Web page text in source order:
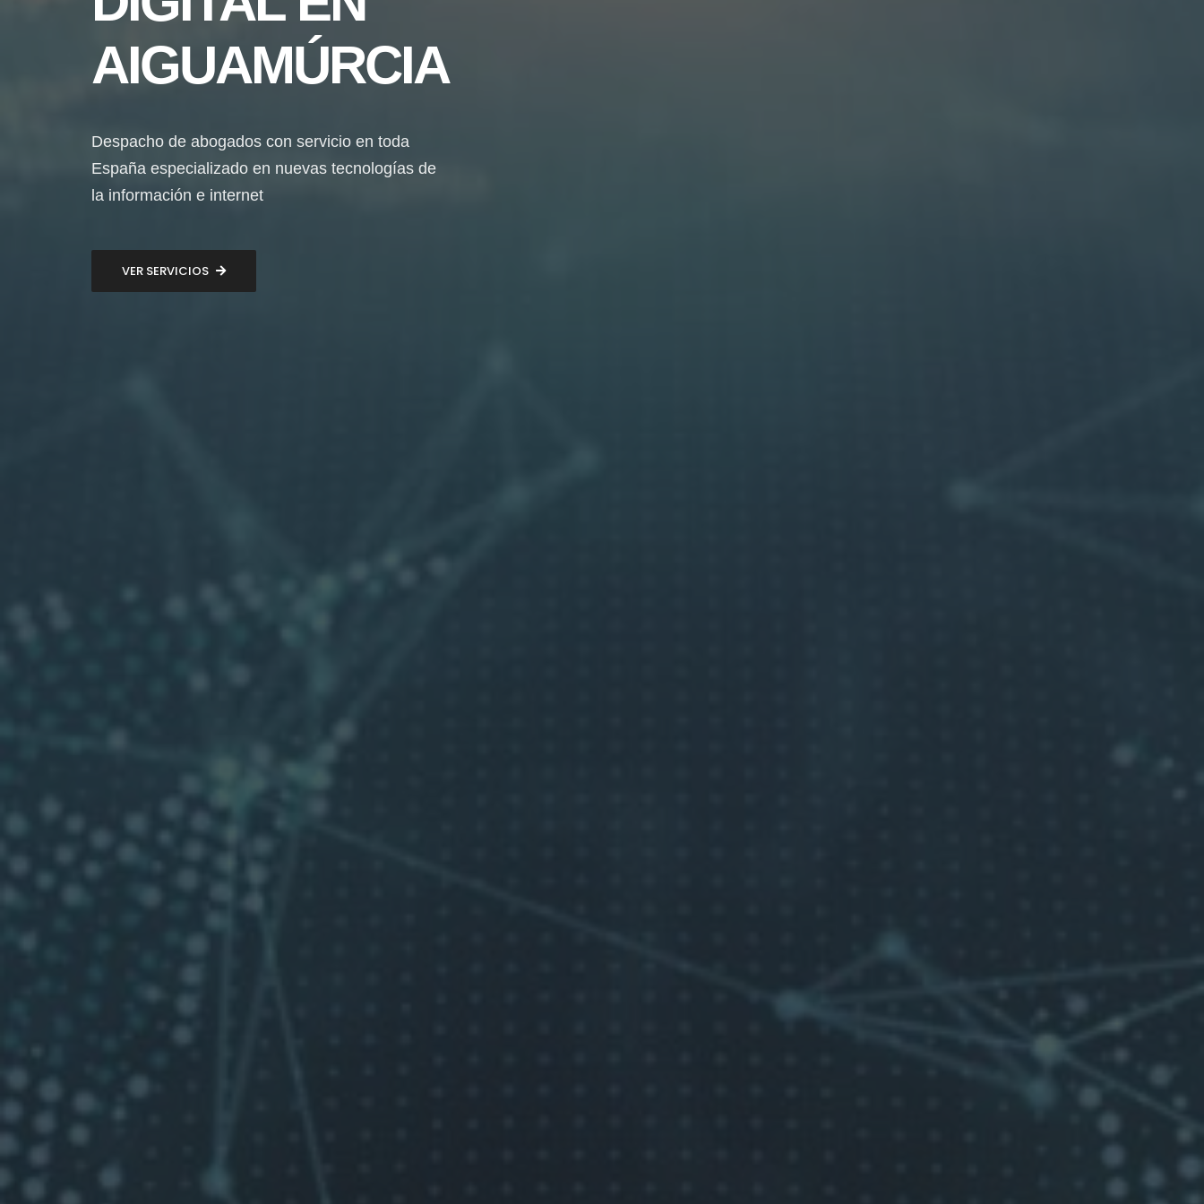
AIGUAMÚRCIA
Despacho de abogados con servicio en toda
España especializado en nuevas tecnologías de
la información e internet
VER SERVICIOS